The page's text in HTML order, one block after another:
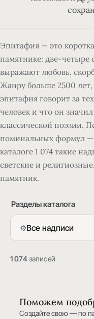
Эпитафия — это
памятнике: две-четыре
выражают любовь,
Жанру больше 2500
эпитафия говорит за
человек и что он
классической поэзии,
поминальных формул
каталоге 1 074 такие
светские и
памятник.
Разделы каталога
⚙Все надписи
1 074записей
Поможем
Создайте свою — по